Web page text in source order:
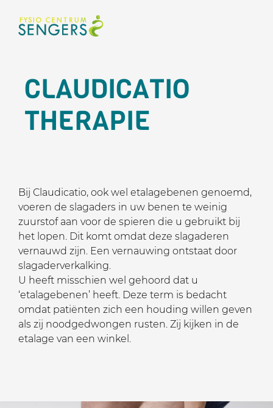
CLAUDICATIO
THERAPIE
Bij Claudicatio, ook wel etalagebenen genoemd,
voeren de slagaders in uw benen te weinig
zuurstof aan voor de spieren die u gebruikt bij
het lopen. Dit komt omdat deze slagaderen
vernauwd zijn. Een vernauwing ontstaat door
slagaderverkalking.
U heeft misschien wel gehoord dat u
‘etalagebenen’ heeft. Deze term is bedacht
omdat patiënten zich een houding willen geven
als zij noodgedwongen rusten. Zij kijken in de
etalage van een winkel.